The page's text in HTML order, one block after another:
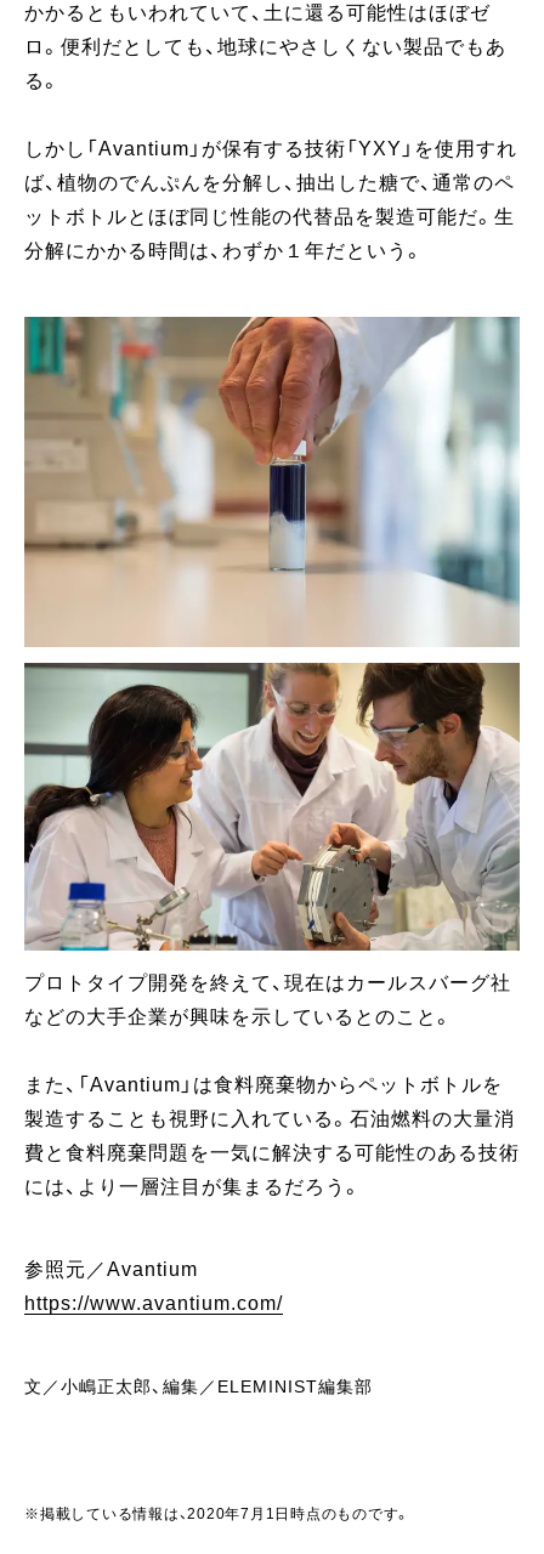
かかるともいわれていて、土に還る可能性はほぼゼ
ロ。便利だとしても、地球にやさしくない製品でもあ
る。
しかし「Avantium」が保有する技術「YXY」を使用すれ
ば、植物のでんぷんを分解し、抽出した糖で、通常のペ
ットボトルとほぼ同じ性能の代替品を製造可能だ。生
分解にかかる時間は、わずか１年だという。
プロトタイプ開発を終えて、現在はカールスバーグ社
などの大手企業が興味を示しているとのこと。
また、「Avantium」は食料廃棄物からペットボトルを
製造することも視野に入れている。石油燃料の大量消
費と食料廃棄問題を一気に解決する可能性のある技術
には、より一層注目が集まるだろう。
参照元／Avantium
https://www.avantium.com/
文／小嶋正太郎、編集／ELEMINIST編集部
※掲載している情報は、2020年7月1日時点のものです。